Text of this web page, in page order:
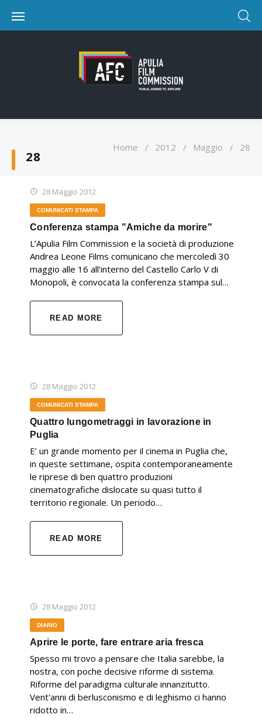
28
Home / 2012 / Maggio / 28
28 Maggio 2012
COMUNICATI STAMPA
Conferenza stampa "Amiche da morire"
L’Apulia Film Commission e la società di produzione
Andrea Leone Films comunicano che mercoledì 30
maggio alle 16 all’interno del Castello Carlo V di
Monopoli, è convocata la conferenza stampa sul…
READ MORE
28 Maggio 2012
COMUNICATI STAMPA
Quattro lungometraggi in lavorazione in
Puglia
E’ un grande momento per il cinema in Puglia che,
in queste settimane, ospita contemporaneamente
le riprese di ben quattro produzioni
cinematografiche dislocate su quasi tutto il
territorio regionale. Un periodo…
READ MORE
28 Maggio 2012
DIARIO
Aprire le porte, fare entrare aria fresca
Spesso mi trovo a pensare che Italia sarebbe, la
nostra, con poche decisive riforme di sistema.
Riforme del paradigma culturale innanzitutto.
Vent'anni di berlusconismo e di leghismo ci hanno
ridotto in…